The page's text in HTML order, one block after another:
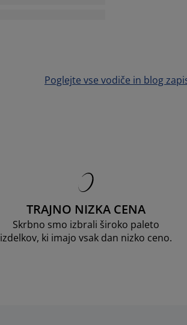
Poglejte vse vodiče in blog
TRAJNO NIZKA CENA
Skrbno smo izbrali široko paleto
izdelkov, ki imajo vsak dan nizko ceno.